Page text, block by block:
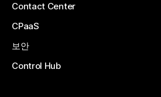
Contact Center
CPaaS
보안
Control Hub